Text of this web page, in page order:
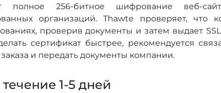
полное 256-битное шифрование веб-
организаций. Thawte проверяет, что
проверив документы и затем выдает
сертификат быстрее, рекомендуется
и передать документы компании.
1-5 дней